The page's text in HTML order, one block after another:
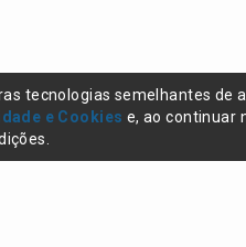
tecnologias semelhantes de
e Cookies e, ao continuar